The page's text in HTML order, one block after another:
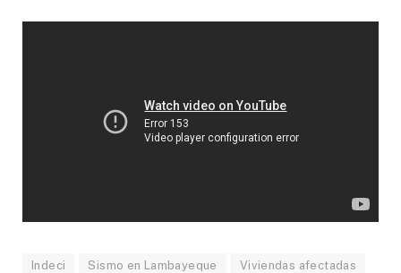
Indeci Sismo en Lambayeque Viviendas afectadas